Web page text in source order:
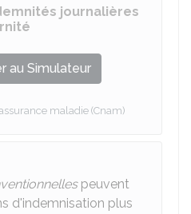
journalières
au Simulateur
maladie (Cnam)
peuvent
d'indemnisation plus